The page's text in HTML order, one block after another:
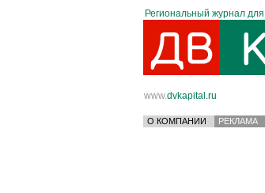
Региональный журнал
www.dvkapital.ru
О КОМПАНИИ РЕКЛАМА